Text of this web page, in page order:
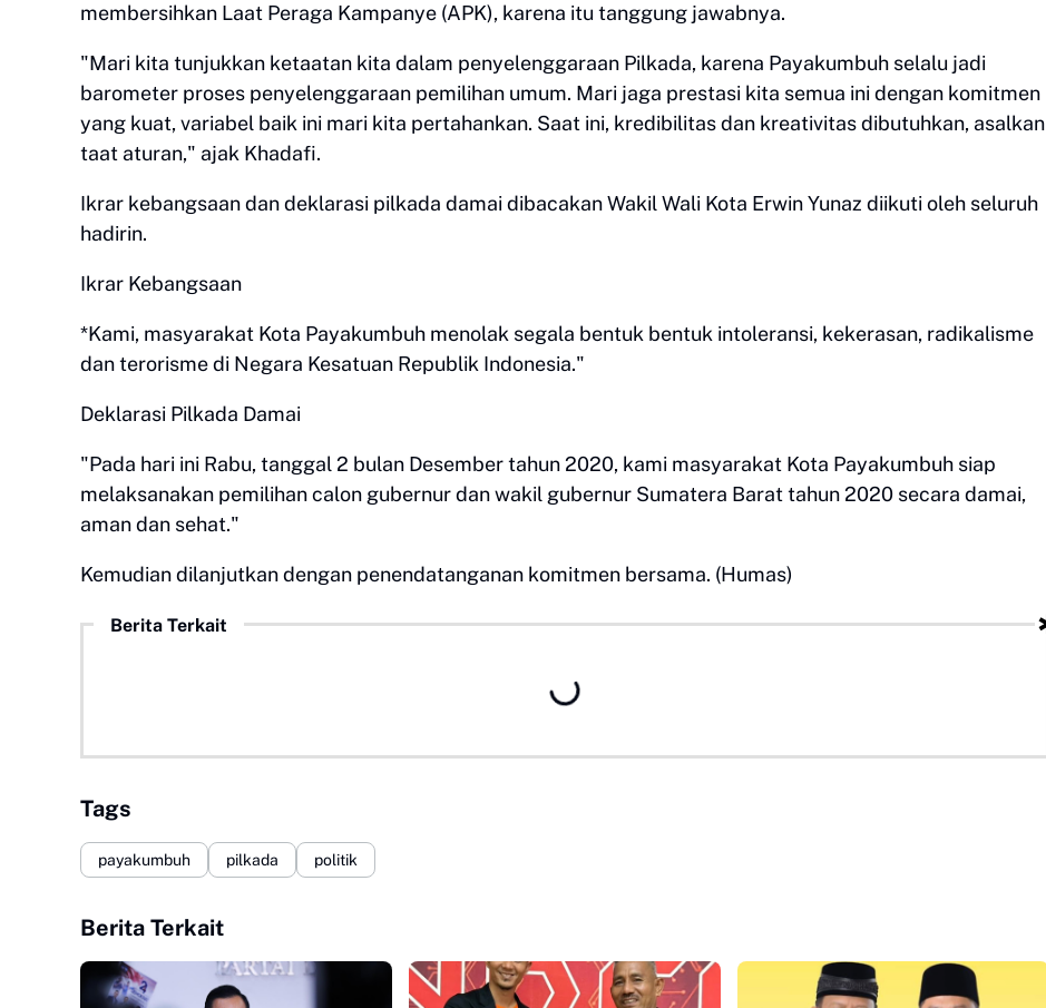
membersihkan Laat Peraga Kampanye (APK), karena itu tanggung jawabnya.
"Mari kita tunjukkan ketaatan kita dalam penyelenggaraan Pilkada, karena Payakumbuh selalu jadi
barometer proses penyelenggaraan pemilihan umum. Mari jaga prestasi kita semua ini dengan komitmen
yang kuat, variabel baik ini mari kita pertahankan. Saat ini, kredibilitas dan kreativitas dibutuhkan, asalkan
taat aturan," ajak Khadafi.
Ikrar kebangsaan dan deklarasi pilkada damai dibacakan Wakil Wali Kota Erwin Yunaz diikuti oleh seluruh
hadirin.
Ikrar Kebangsaan
*Kami, masyarakat Kota Payakumbuh menolak segala bentuk bentuk intoleransi, kekerasan, radikalisme
dan terorisme di Negara Kesatuan Republik Indonesia."
Deklarasi Pilkada Damai
"Pada hari ini Rabu, tanggal 2 bulan Desember tahun 2020, kami masyarakat Kota Payakumbuh siap
melaksanakan pemilihan calon gubernur dan wakil gubernur Sumatera Barat tahun 2020 secara damai,
aman dan sehat."
Kemudian dilanjutkan dengan penendatanganan komitmen bersama. (Humas)
Berita Terkait
Tags
payakumbuh pilkada politik
Berita Terkait